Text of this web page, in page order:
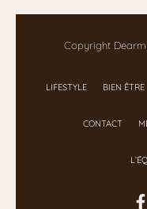
Copyright
LIFESTYLE BIEN ÊTRE
CONTACT